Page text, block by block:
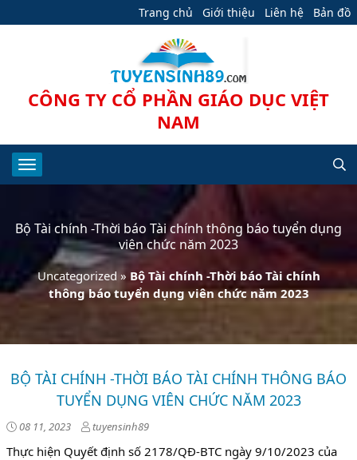
Trang chủ Giới thiệu Liên hệ Bản đồ
CÔNG TY CỔ PHẦN GIÁO DỤC VIỆT
NAM
Bộ Tài chính -Thời báo Tài chính thông báo tuyển dụng
viên chức năm 2023
Uncategorized » Bộ Tài chính -Thời báo Tài chính
thông báo tuyển dụng viên chức năm 2023
BỘ TÀI CHÍNH -THỜI BÁO TÀI CHÍNH THÔNG BÁO
TUYỂN DỤNG VIÊN CHỨC NĂM 2023
08 11, 2023 tuyensinh89
Thực hiện Quyết định số 2178/QĐ-BTC ngày 9/10/2023 của